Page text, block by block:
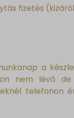
fizetés
a
nem lévő
telefonon